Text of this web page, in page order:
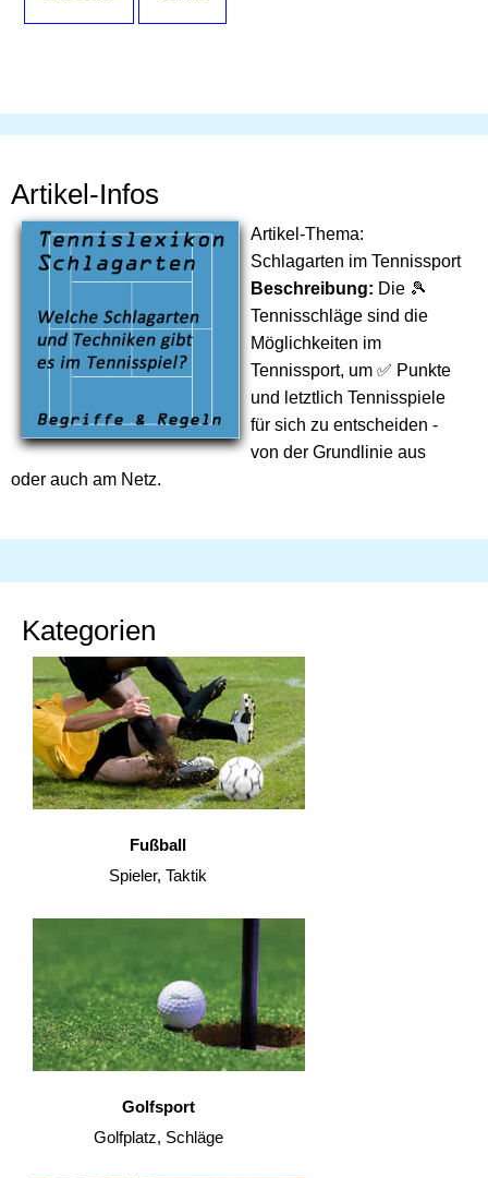
Artikel-Infos
Artikel-Thema:
Schlagarten im Tennissport
Beschreibung: Die 🎾
Tennisschläge sind die
Möglichkeiten im
Tennissport, um ✅ Punkte
und letztlich Tennisspiele
für sich zu entscheiden -
von der Grundlinie aus
oder auch am Netz.
Kategorien
Fußball
Spieler, Taktik
Golfsport
Golfplatz, Schläge